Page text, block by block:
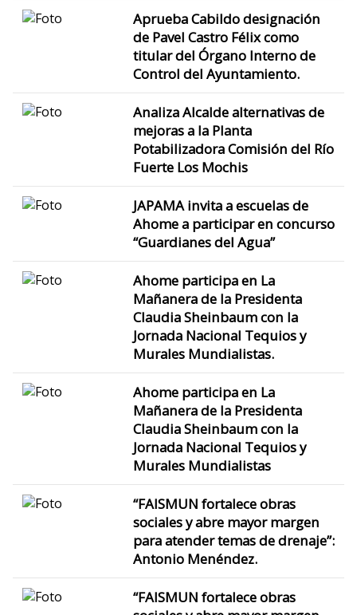
Aprueba Cabildo designación
de Pavel Castro Félix como
titular del Órgano Interno de
Control del Ayuntamiento.
Analiza Alcalde alternativas de
mejoras a la Planta
Potabilizadora Comisión del Río
Fuerte Los Mochis
JAPAMA invita a escuelas de
Ahome a participar en concurso
“Guardianes del Agua”
Ahome participa en La
Mañanera de la Presidenta
Claudia Sheinbaum con la
Jornada Nacional Tequios y
Murales Mundialistas.
Ahome participa en La
Mañanera de la Presidenta
Claudia Sheinbaum con la
Jornada Nacional Tequios y
Murales Mundialistas
“FAISMUN fortalece obras
sociales y abre mayor margen
para atender temas de drenaje”:
Antonio Menéndez.
“FAISMUN fortalece obras